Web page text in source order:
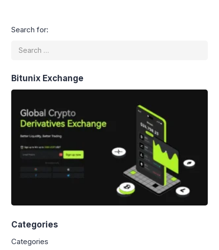
Search for:
Bitunix Exchange
Categories
Categories